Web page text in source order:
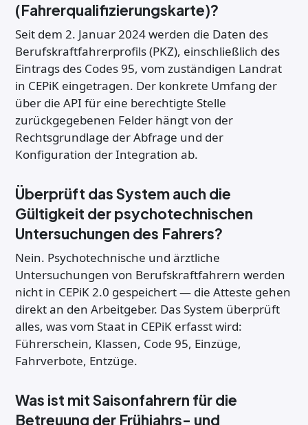
(Fahrerqualifizierungskarte)?
Seit dem 2. Januar 2024 werden die Daten des
Berufskraftfahrerprofils (PKZ), einschließlich des
Eintrags des Codes 95, vom zuständigen Landrat
in CEPiK eingetragen. Der konkrete Umfang der
über die API für eine berechtigte Stelle
zurückgegebenen Felder hängt von der
Rechtsgrundlage der Abfrage und der
Konfiguration der Integration ab.
Überprüft das System auch die
Gültigkeit der psychotechnischen
Untersuchungen des Fahrers?
Nein. Psychotechnische und ärztliche
Untersuchungen von Berufskraftfahrern werden
nicht in CEPiK 2.0 gespeichert — die Atteste gehen
direkt an den Arbeitgeber. Das System überprüft
alles, was vom Staat in CEPiK erfasst wird:
Führerschein, Klassen, Code 95, Einzüge,
Fahrverbote, Entzüge.
Was ist mit Saisonfahrern für die
Betreuung der Frühjahrs- und